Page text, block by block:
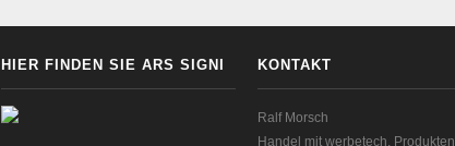
HIER FINDEN SIE ARS SIGNI KONTAKT
Ralf Morsch
Handel mit werbetech. Produkten